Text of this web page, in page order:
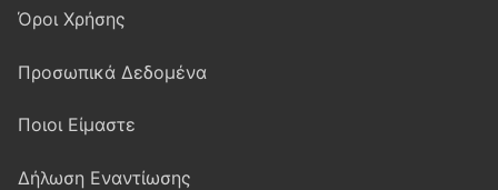
Όροι Χρήσης
Προσωπικά Δεδομένα
Ποιοι Είμαστε
Δήλωση Εναντίωσης